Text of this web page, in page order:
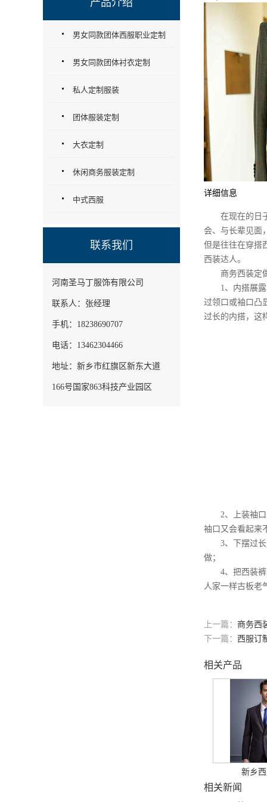
详细信息
在现在的日子
会、与长辈见面
但是往往在穿搭
西装达人。
商务西装定
1、内搭展露
过领口或袖口凸
过长的内搭，这
2、上装袖口
袖口又会看起来
3、下摆过长
做；
4、把西装裤
人家一样古板老
上一篇： 商务西
下一篇： 西服订
相关产品
新乡
相关新闻
产品介绍
男女同款团体西服职业定制
男女同款团体衬衣定制
私人定制服装
团体服装定制
大衣定制
休闲商务服装定制
中式西服
联系我们
河南圣马丁服饰有限公司
联系人：张经理
手机：18238690707
电话：13462304466
地址：新乡市红旗区新东大道
166号国家863科技产业园区